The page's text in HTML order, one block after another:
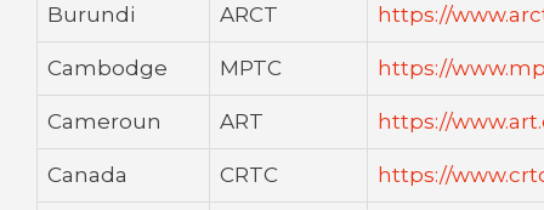
Burundi ARCT https://
Cambodge MPTC https://
Cameroun ART https://
Canada CRTC https://